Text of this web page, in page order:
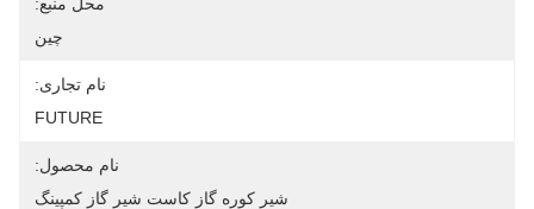
چین
نام تجاری:
FUTURE
نام محصول:
شیر کوره گاز کاست شیر ​​گاز کمپینگ